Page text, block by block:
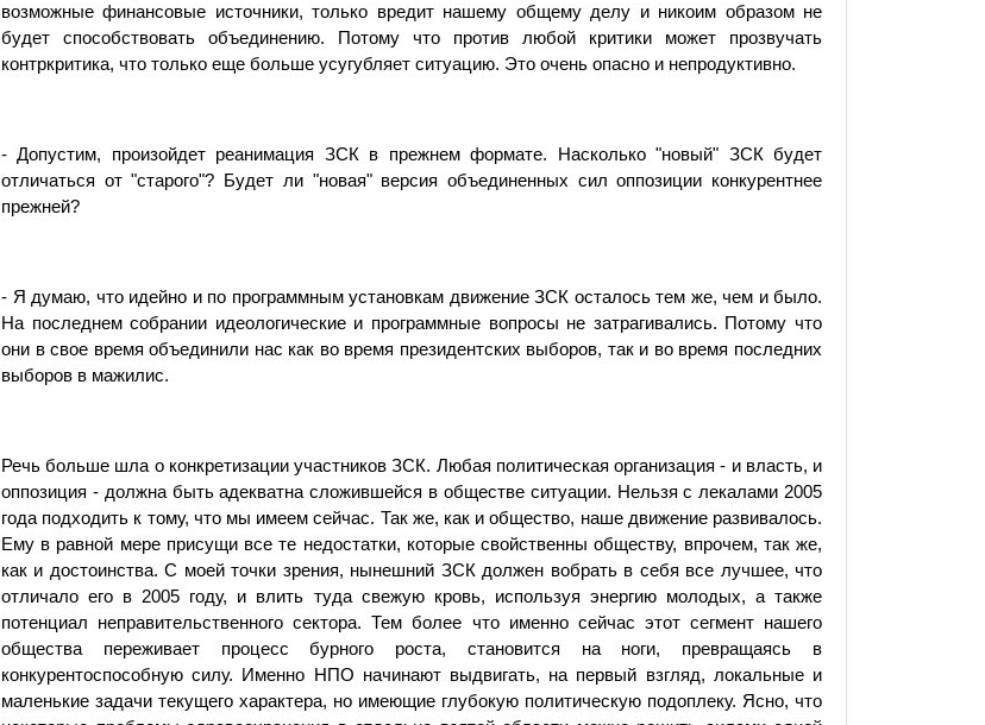
возможные финансовые источники, только вредит нашему общему делу и никоим образом не
будет способствовать объединению. Потому что против любой критики может прозвучать
контркритика, что только еще больше усугубляет ситуацию. Это очень опасно и непродуктивно.
- Допустим, произойдет реанимация ЗСК в прежнем формате. Насколько "новый" ЗСК будет
отличаться от "старого"? Будет ли "новая" версия объединенных сил оппозиции конкурентнее
прежней?
- Я думаю, что идейно и по программным установкам движение ЗСК осталось тем же, чем и было.
На последнем собрании идеологические и программные вопросы не затрагивались. Потому что
они в свое время объединили нас как во время президентских выборов, так и во время последних
выборов в мажилис.
Речь больше шла о конкретизации участников ЗСК. Любая политическая организация - и власть, и
оппозиция - должна быть адекватна сложившейся в обществе ситуации. Нельзя с лекалами 2005
года подходить к тому, что мы имеем сейчас. Так же, как и общество, наше движение развивалось.
Ему в равной мере присущи все те недостатки, которые свойственны обществу, впрочем, так же,
как и достоинства. С моей точки зрения, нынешний ЗСК должен вобрать в себя все лучшее, что
отличало его в 2005 году, и влить туда свежую кровь, используя энергию молодых, а также
потенциал неправительственного сектора. Тем более что именно сейчас этот сегмент нашего
общества переживает процесс бурного роста, становится на ноги, превращаясь в
конкурентоспособную силу. Именно НПО начинают выдвигать, на первый взгляд, локальные и
маленькие задачи текущего характера, но имеющие глубокую политическую подоплеку. Ясно, что